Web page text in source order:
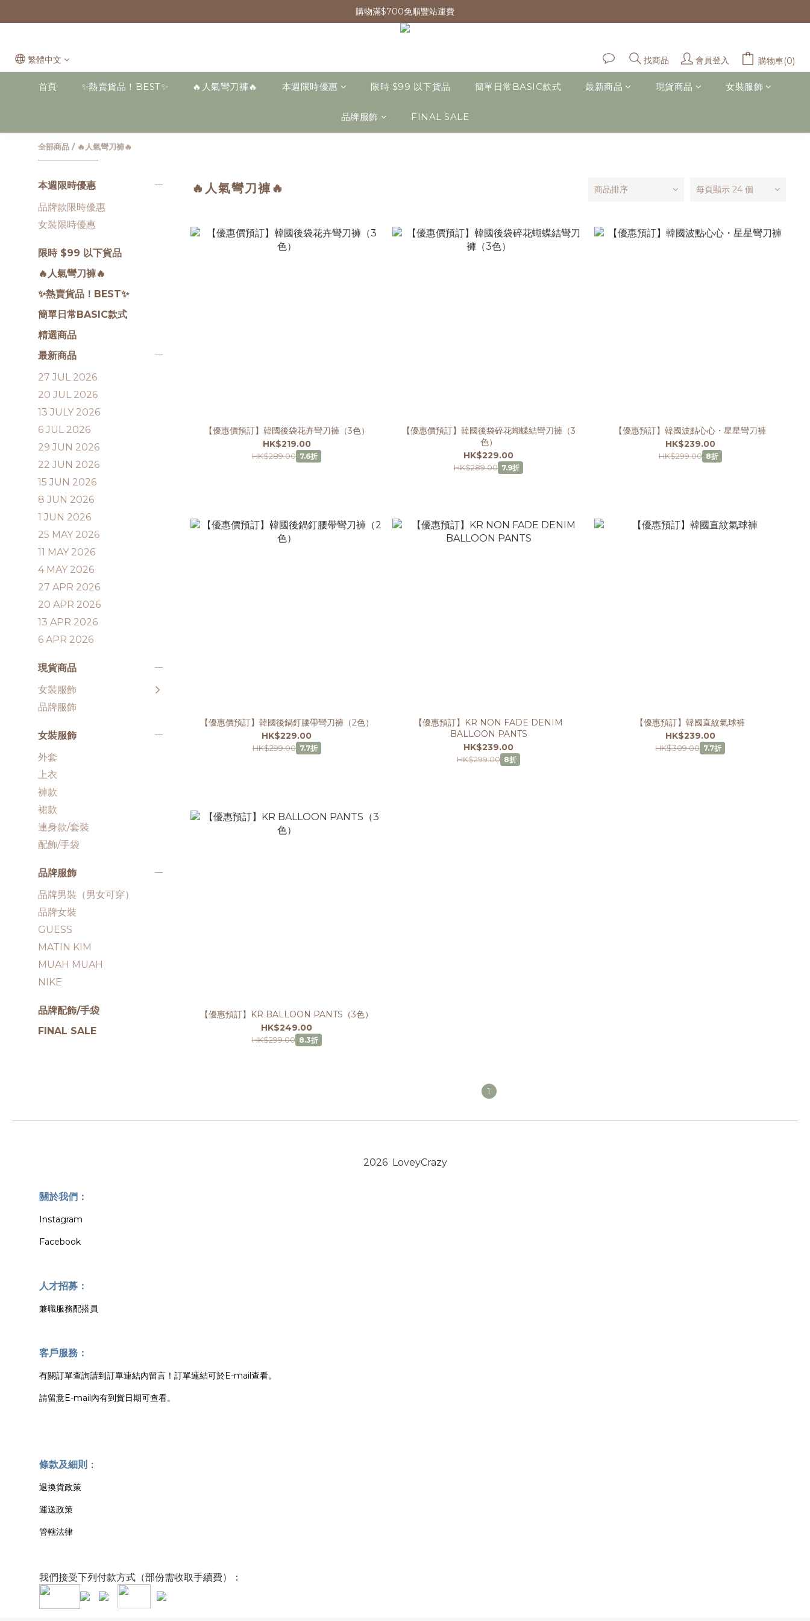
購物滿$700免順豐站運費
繁體中文 找商品 會員登入 購物車(0)
首頁 ✨熱賣貨品！BEST✨ 🔥人氣彎刀褲🔥 本週限時優惠 限時 $99 以下貨品 簡單日常BASIC款式 最新商品 現貨商品 女裝服飾
品牌服飾 FINAL SALE
全部商品 / 🔥人氣彎刀褲🔥
本週限時優惠
品牌款限時優惠
女裝限時優惠
限時 $99 以下貨品
🔥人氣彎刀褲🔥
✨熱賣貨品！BEST✨
簡單日常BASIC款式
精選商品
最新商品
27 JUL 2026
20 JUL 2026
13 JULY 2026
6 JUL 2026
29 JUN 2026
22 JUN 2026
15 JUN 2026
8 JUN 2026
1 JUN 2026
25 MAY 2026
11 MAY 2026
4 MAY 2026
27 APR 2026
20 APR 2026
13 APR 2026
6 APR 2026
現貨商品
女裝服飾
品牌服飾
女裝服飾
外套
上衣
褲款
裙款
連身款/套裝
配飾/手袋
品牌服飾
品牌男裝（男女可穿）
品牌女裝
GUESS
MATIN KIM
MUAH MUAH
NIKE
品牌配飾/手袋
FINAL SALE
🔥人氣彎刀褲🔥 商品排序 每頁顯示 24 個
【優惠價預訂】韓國後袋花卉彎刀褲（3色）
HK$219.00
HK$289.00 7.6折
【優惠價預訂】韓國後袋碎花蝴蝶結彎刀褲（3
色）
HK$229.00
HK$289.00 7.9折
【優惠預訂】韓國波點心心・星星彎刀褲
HK$239.00
HK$299.00 8折
【優惠價預訂】韓國後鍋釘腰帶彎刀褲（2色）
HK$229.00
HK$299.00 7.7折
【優惠預訂】KR NON FADE DENIM
BALLOON PANTS
HK$239.00
HK$299.00 8折
【優惠預訂】韓國直紋氣球褲
HK$239.00
HK$309.00 7.7折
【優惠預訂】KR BALLOON PANTS（3色）
HK$249.00
HK$299.00 8.3折
1
2026 LoveyCrazy
關於我們：
Instagram
Facebook
人才招募：
兼職服務配搭員
客戶服務：
有關訂單查詢請到訂單連結內留言！訂單連結可於E-mail查看。
請留意E-mail內有到貨日期可查看。
條款及細則 ：
退換貨政策
運送政策
管轄法律
我們接受下列付款方式（部份需收取手續費）：